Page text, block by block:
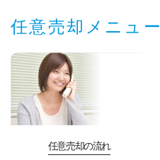
任意売却メニュー
任意売却の流れ